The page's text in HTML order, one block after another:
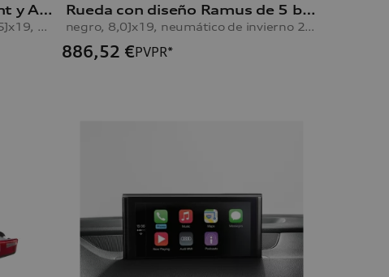
Rueda de 5 brazos A6 Avant y A6 Limousine
plata galvanizada metalizada, 8,5Jx19, neumático 245/45 R19 102Y XL
Rueda con diseño Ramus de 5 brazos A6 Avant y A6 Limousine
negro, 8,0Jx19, neumático de invierno 245/45 R19 102V XL, derecha
886,52 €PVPR*